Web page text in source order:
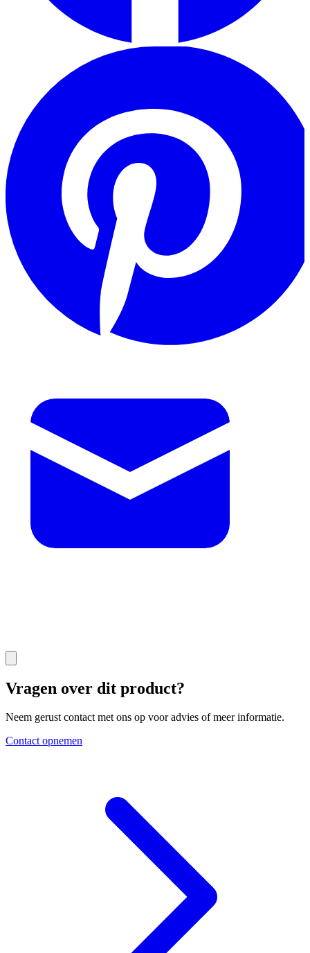
Vragen over dit product?
Neem gerust contact met ons op voor advies of meer informatie.
Contact opnemen